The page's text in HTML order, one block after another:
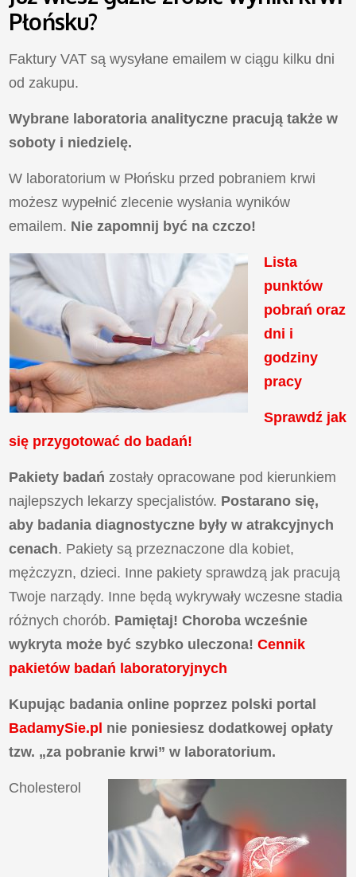
Płońsku?
Faktury VAT są wysyłane emailem w ciągu kilku dni
od zakupu.
Wybrane laboratoria analityczne pracują także w
soboty i niedzielę.
W laboratorium w Płońsku przed pobraniem krwi
możesz wypełnić zlecenie wysłania wyników
emailem. Nie zapomnij być na czczo!
Lista
punktów
pobrań oraz
dni i
godziny
pracy
Sprawdź jak
się przygotować do badań!
Pakiety badań zostały opracowane pod kierunkiem
najlepszych lekarzy specjalistów. Postarano się,
aby badania diagnostyczne były w atrakcyjnych
cenach. Pakiety są przeznaczone dla kobiet,
mężczyzn, dzieci. Inne pakiety sprawdzą jak pracują
Twoje narządy. Inne będą wykrywały wczesne stadia
różnych chorób. Pamiętaj! Choroba wcześnie
wykryta może być szybko uleczona!Cennik
pakietów badań laboratoryjnych
Kupując badania online poprzez polski portal
BadamySie.pl nie poniesiesz dodatkowej opłaty
tzw. „za pobranie krwi” w laboratorium.
Cholesterol